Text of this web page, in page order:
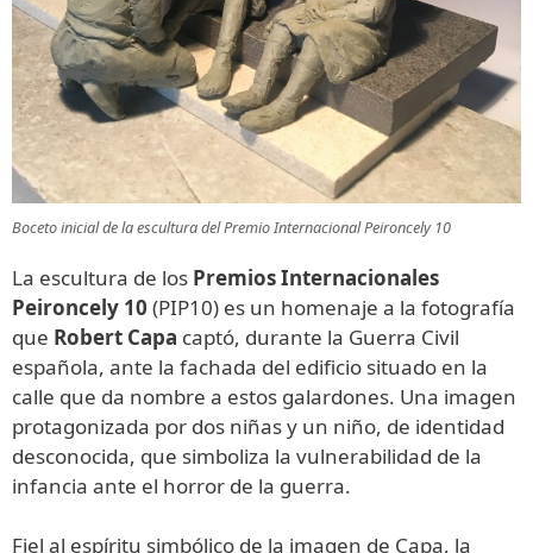
La escultura de los Premios Internacionales
Peironcely 10 (PIP10) es un homenaje a la fotografía
que Robert Capa captó, durante la Guerra Civil
española, ante la fachada del edificio situado en la
calle que da nombre a estos galardones. Una imagen
protagonizada por dos niñas y un niño, de identidad
desconocida, que simboliza la vulnerabilidad de la
infancia ante el horror de la guerra.
Fiel al espíritu simbólico de la imagen de Capa, la
Boceto inicial de la escultura del Premio Internacional Peironcely 10